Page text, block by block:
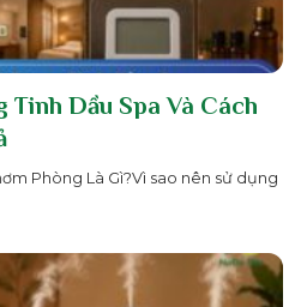
Tinh Dầu Spa Và Cách
Phòng Là Gì?Vì sao nên sử dụng